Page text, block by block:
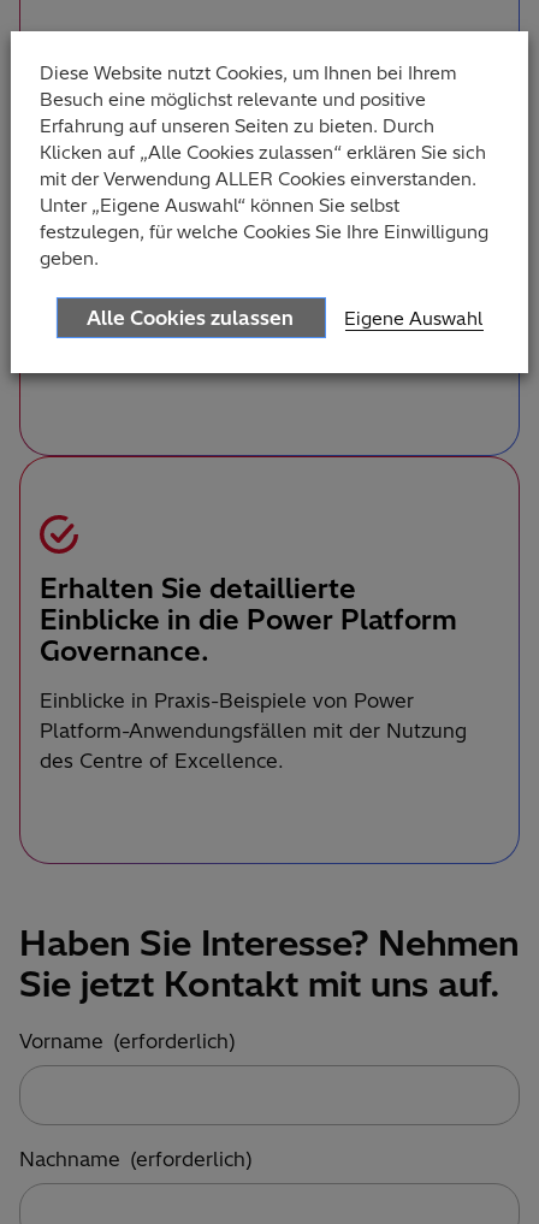
Wie erstellt man einen Rapid
Prototyp?
Erstellen Sie gemeinsam mit unseren Power
Platform-Experten Entwürfe für die wichtigsten
Erhalten Sie detaillierte
Einblicke in die Power Platform
Governance.
Einblicke in Praxis-Beispiele von Power
Platform-Anwendungsfällen mit der Nutzung
des Centre of Excellence.
Haben Sie Interesse? Nehmen
Sie jetzt Kontakt mit uns auf.
Vorname (erforderlich)
Nachname (erforderlich)
Diese Website nutzt Cookies, um Ihnen bei Ihrem
Besuch eine möglichst relevante und positive
Erfahrung auf unseren Seiten zu bieten. Durch
Klicken auf „Alle Cookies zulassen“ erklären Sie sich
mit der Verwendung ALLER Cookies einverstanden.
Unter „Eigene Auswahl“ können Sie selbst
festzulegen, für welche Cookies Sie Ihre Einwilligung
geben.
Alle Cookies zulassen Eigene Auswahl